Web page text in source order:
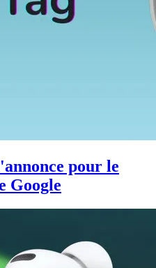
pour le
Google